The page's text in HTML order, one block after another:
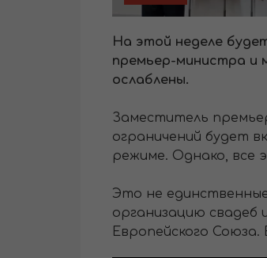
На этой неделе
премьер-министра и
ослаблены.
Заместитель
ограничений будет
режиме. Однако, все
Это не
организацию свадеб
Европейского